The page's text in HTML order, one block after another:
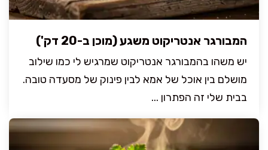
המבורגר אנטריקוט משגע (מוכן ב-20 דק')
יש משהו בהמבורגר אנטריקוט שמרגיש לי כמו שילוב
מושלם בין אוכל של אמא לבין פינוק של מסעדה טובה.
בבית שלי זה הפתרון ...